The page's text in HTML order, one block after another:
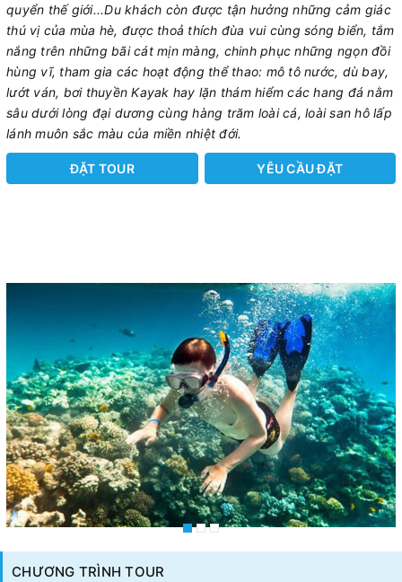
CHƯƠNG TRÌNH TOUR
quyển thế giới...Du khách còn được tận hưởng những cảm giác
thú vị của mùa hè, được thoả thích đùa vui cùng sóng biển, tắm
nắng trên những bãi cát mịn màng, chinh phục những ngọn đồi
hùng vĩ, tham gia các hoạt động thể thao: mô tô nước, dù bay,
lướt ván, bơi thuyền Kayak hay lặn thám hiểm các hang đá nằm
sâu dưới lòng đại dương cùng hàng trăm loài cá, loài san hô lấp
lánh muôn sắc màu của miền nhiệt đới.
ĐẶT TOUR YÊU CẦU ĐẶT